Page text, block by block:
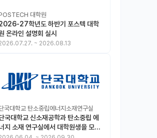
대학원
27학년도 하반기 포스텍 대학
온라인 설명회 실시
~ 2026.08.13
국대학교 탄소중립에너지소재연구실
국대학교 신소재공학과 탄소중립 에
지 소재 연구실에서 대학원생을 모집